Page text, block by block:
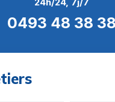
canalisation Barry
canalisation Beclers
0493 48 38 38